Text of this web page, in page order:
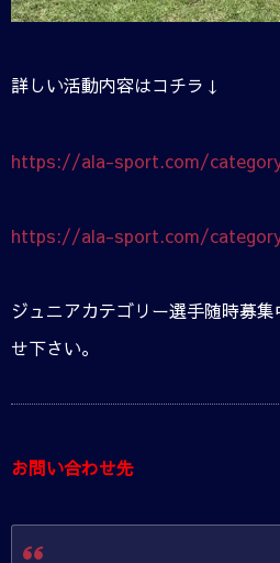
詳しい活動内容はコチラ↓
https://ala-sport.com/
https://ala-sport.com/
ジュニアカテゴリー選手随時募
せ下さい。
お問い合わせ先